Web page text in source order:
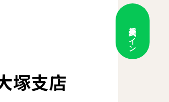
公式ライン
塚支店